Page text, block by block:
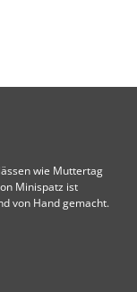
wie Muttertag
Minispatz ist
von Hand gemacht.